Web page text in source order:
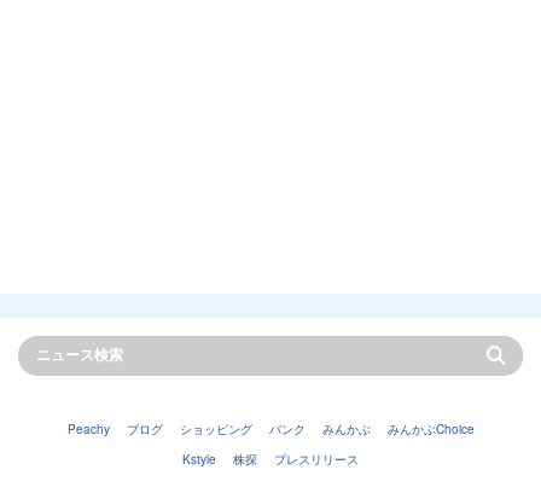
Peachy ブログ ショッピング バンク みんかぶ
みんかぶChoice
Kstyle
株探 プレスリリース